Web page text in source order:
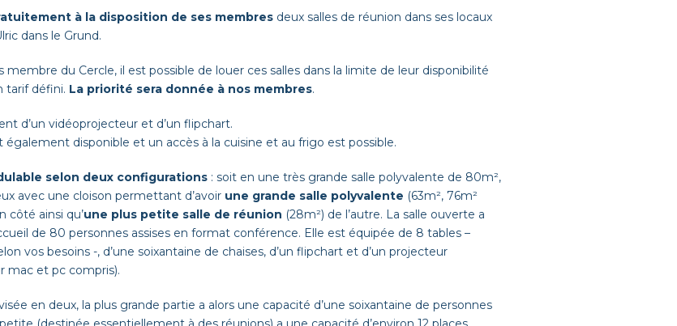
à la disposition de ses membresdeux salles de réunion dans ses locaux
dans le Grund.
membre du Cercle, il est possible de louer ces salles dans la limite de leur disponibilité
tarif défini. La priorité sera donnée à nos membres.
d’un vidéoprojecteur et d’un flipchart.
également disponible et un accès à la cuisine et au frigo est possible.
selon deux configurations: soit en une très grande salle polyvalente de 80m²,
avec une cloison permettant d’avoir une grande salle polyvalente (63m², 76m²
côté ainsi qu’une plus petite salle de réunion (28m²) de l’autre. La salle ouverte a
de 80 personnes assises en format conférence. Elle est équipée de 8 tables –
vos besoins -, d’une soixantaine de chaises, d’un flipchart et d’un projecteur
mac et pc compris).
en deux, la plus grande partie a alors une capacité d’une soixantaine de personnes